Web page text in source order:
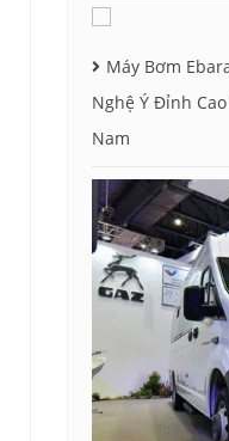
Máy Bơm
Nghệ Ý Đỉnh
Nam